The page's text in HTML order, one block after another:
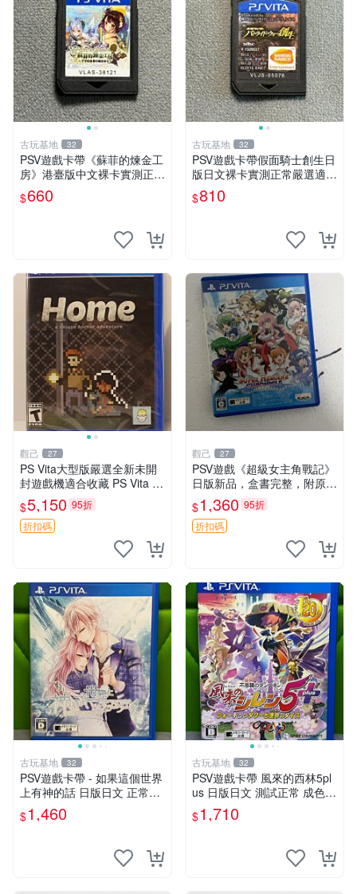
古玩基地 32
PSV遊戲卡帶《蘇菲的煉金工
房》港臺版中文裸卡實測正常
嚴選直銷僅售不退不換單次2
張起享優惠 煉金工房 游戲卡
$660
古玩基地 32
PSV遊戲卡帶假面騎士創生日
版日文裸卡實測正常嚴選適合
收藏2張起享優惠 假面騎士
創生 PSV 卡帶
$810
觀己 27
PS Vita大型版嚴選全新未開
封遊戲機適合收藏 PS Vita 新
型號 家用遊戲機 直營店優選
$5,150 95折
折扣碼
觀己 27
PSV遊戲《超級女主角戰記》
日版新品，盒書完整，附原裝
包裝，玩樂典藏款，成就全開
任你挑戰 超級女主角戰記 PS
V 游戲 日版 成就全開 DLC 全
$1,360 95折
折扣碼
古玩基地 32
PSV遊戲卡帶 - 如果這個世界
上有神的話 日版日文 正常可
玩 神秘成色參考圖 售後不退
如果這是你想找的游戲 請先
$1,460
古玩基地 32
PSV遊戲卡帶 風來的西林5pl
us 日版日文 測試正常 成色如
圖 買家自負 風來的西林5plus
PSV 日版
$1,710